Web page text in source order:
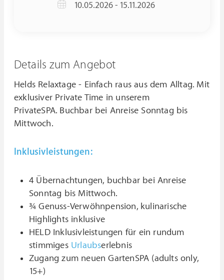
10.05.2026 - 15.11.2026
Details zum Angebot
Helds Relaxtage - Einfach raus aus dem Alltag. Mit
exklusiver Private Time in unserem
PrivateSPA. Buchbar bei Anreise Sonntag bis
Mittwoch.
Inklusivleistungen:
4 Übernachtungen, buchbar bei Anreise
Sonntag bis Mittwoch.
¾ Genuss-Verwöhnpension, kulinarische
Highlights inklusive
HELD Inklusivleistungen für ein rundum
stimmiges Urlaubserlebnis
Zugang zum neuen GartenSPA (adults only,
15+)